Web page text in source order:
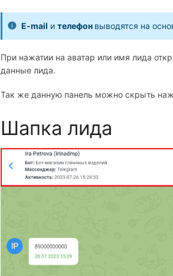
E-mail и телефон выводятся на
При нажатии на аватар или имя лида
данные лида.
Так же данную панель можно скрыть
Шапка лида